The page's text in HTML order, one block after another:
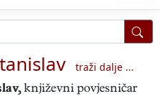
traži dalje ...
, književni povjesničar